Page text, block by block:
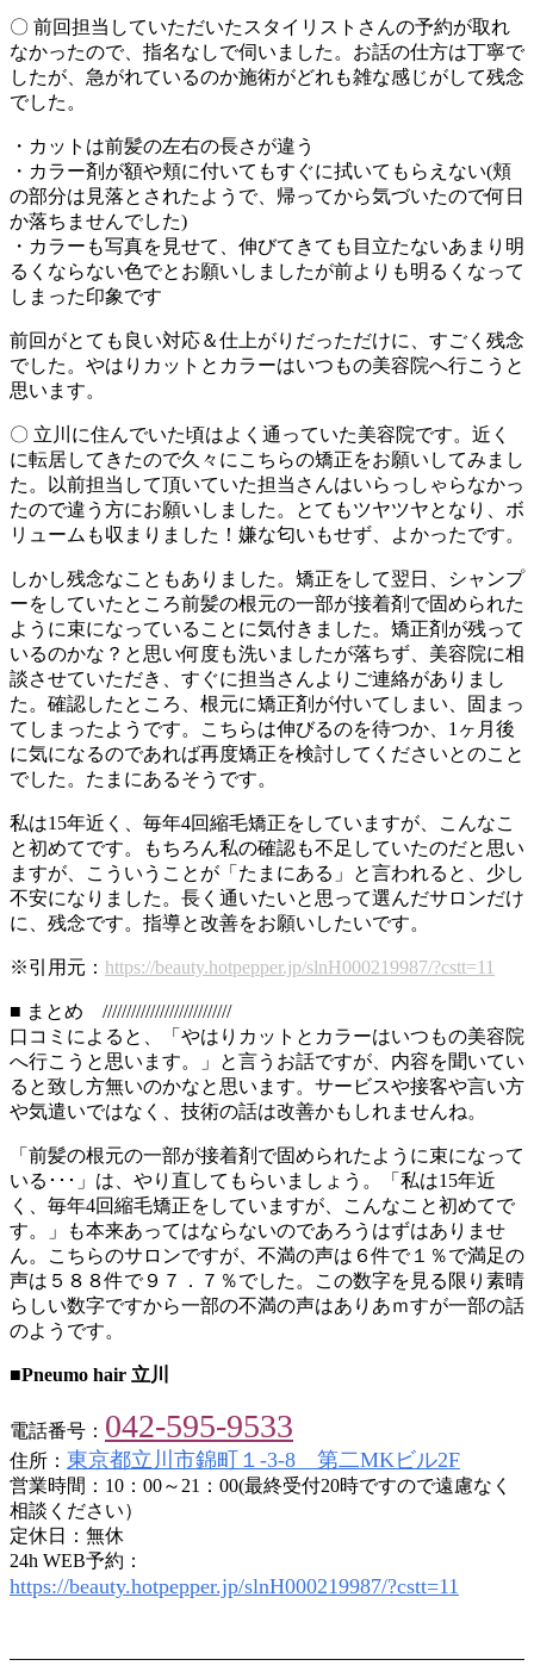
〇 前回担当していただいたスタイリストさんの予約が取れ
なかったので、指名なしで伺いました。お話の仕方は丁寧で
したが、急がれているのか施術がどれも雑な感じがして残念
でした。
・カットは前髪の左右の長さが違う
・カラー剤が額や頬に付いてもすぐに拭いてもらえない(頬
の部分は見落とされたようで、帰ってから気づいたので何日
か落ちませんでした)
・カラーも写真を見せて、伸びてきても目立たないあまり明
るくならない色でとお願いしましたが前よりも明るくなって
しまった印象です
前回がとても良い対応＆仕上がりだっただけに、すごく残念
でした。やはりカットとカラーはいつもの美容院へ行こうと
思います。
〇 立川に住んでいた頃はよく通っていた美容院です。近く
に転居してきたので久々にこちらの矯正をお願いしてみまし
た。以前担当して頂いていた担当さんはいらっしゃらなかっ
たので違う方にお願いしました。とてもツヤツヤとなり、ボ
リュームも収まりました！嫌な匂いもせず、よかったです。
しかし残念なこともありました。矯正をして翌日、シャンプ
ーをしていたところ前髪の根元の一部が接着剤で固められた
ように束になっていることに気付きました。矯正剤が残って
いるのかな？と思い何度も洗いましたが落ちず、美容院に相
談させていただき、すぐに担当さんよりご連絡がありまし
た。確認したところ、根元に矯正剤が付いてしまい、固まっ
てしまったようです。こちらは伸びるのを待つか、1ヶ月後
に気になるのであれば再度矯正を検討してくださいとのこと
でした。たまにあるそうです。
私は15年近く、毎年4回縮毛矯正をしていますが、こんなこ
と初めてです。もちろん私の確認も不足していたのだと思い
ますが、こういうことが「たまにある」と言われると、少し
不安になりました。長く通いたいと思って選んだサロンだけ
に、残念です。指導と改善をお願いしたいです。
※引用元： https://beauty.hotpepper.jp/slnH000219987/?cstt=11
■ まとめ ///////////////////////////
口コミによると、「やはりカットとカラーはいつもの美容院
へ行こうと思います。」と言うお話ですが、内容を聞いてい
ると致し方無いのかなと思います。サービスや接客や言い方
や気遣いではなく、技術の話は改善かもしれませんね。
「前髪の根元の一部が接着剤で固められたように束になって
いる･･･」は、やり直してもらいましょう。「私は15年近
く、毎年4回縮毛矯正をしていますが、こんなこと初めてで
す。」も本来あってはならないのであろうはずはありませ
ん。こちらのサロンですが、不満の声は６件で１％で満足の
声は５８８件で９７．７％でした。この数字を見る限り素晴
らしい数字ですから一部の不満の声はありあｍすが一部の話
のようです。
■Pneumo hair 立川
電話番号： 042-595-9533
住所： 東京都立川市錦町１-3-8 第二MKビル2F
営業時間：10：00～21：00(最終受付20時ですので遠慮なく
相談ください）
定休日：無休
24h WEB予約：
https://beauty.hotpepper.jp/slnH000219987/?cstt=11